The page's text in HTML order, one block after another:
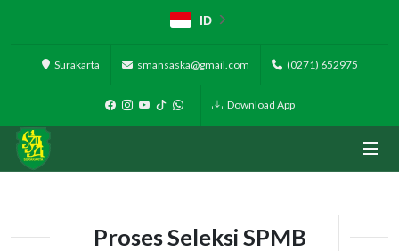
ID
Surakarta smansaska@gmail.com (0271) 652975
Download App
Proses Seleksi SPMB